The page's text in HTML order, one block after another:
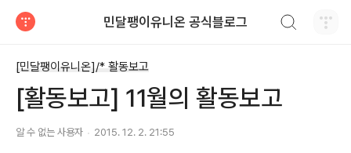
민달팽이유니온 공식블로그
[민달팽이유니온]/* 활동보고
[활동보고] 11월의 활동보고
알 수 없는 사용자 2015. 12. 2. 21:55